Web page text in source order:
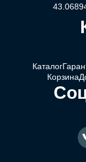
Каталог
Корзина